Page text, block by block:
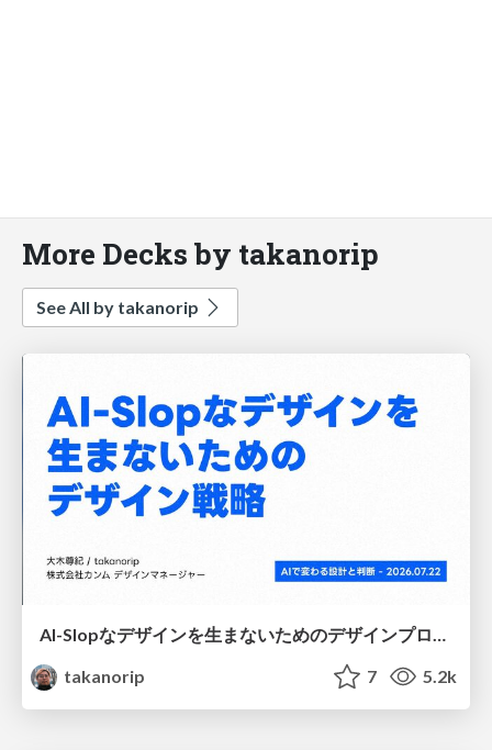
More Decks by takanorip
See All by takanorip
AI-Slopなデザインを生まないためのデザインプロセス戦略
takanorip
7 5.2k